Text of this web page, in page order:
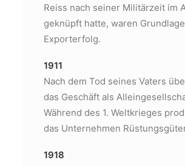
Reiss nach seiner Militärzeit im
geknüpft hatte, waren
Exporterfolg.
1911
Nach dem Tod seines Vaters
das Geschäft als
Während des 1. Weltkrieges
das Unternehmen
1918